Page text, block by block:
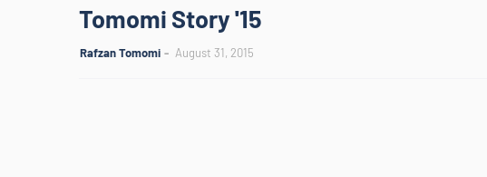
Tomomi Story '15
Rafzan Tomomi August 31, 2015